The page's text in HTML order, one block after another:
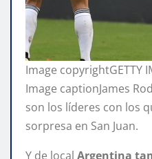
Image copyrightGETTY
Image captionJames
son los líderes con los
sorpresa en San Juan.
Y de local Argentina